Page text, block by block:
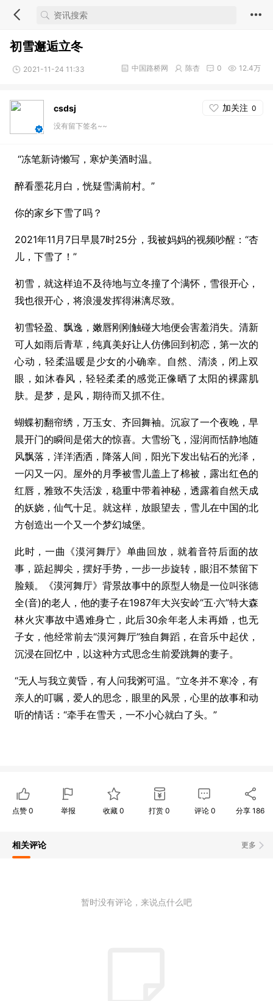
初雪邂逅立冬
2021-11-24 11:33 12.4万
0
陈杏
中国路桥网
csdsj 加关注 0
没有留下签名~~
“冻笔新诗懒写，寒炉美酒时温。
醉看墨花月白，恍疑雪满前村。”
你的家乡下雪了吗？
2021年11月7日早晨7时25分，我被妈妈的视频吵醒：“杏
儿，下雪了！”
初雪，就这样迫不及待地与立冬撞了个满怀，雪很开心，
我也很开心，将浪漫发挥得淋漓尽致。
初雪轻盈、飘逸，嫩唇刚刚触碰大地便会害羞消失。清新
可人如雨后青草，纯真美好让人仿佛回到初恋，第一次的
心动，轻柔温暖是少女的小确幸。自然、清淡，闭上双
眼，如沐春风，轻轻柔柔的感觉正像晒了太阳的裸露肌
肤。是梦，是风，期待而又抓不住。
蝴蝶初翻帘绣，万玉女、齐回舞袖。沉寂了一个夜晚，早
晨开门的瞬间是偌大的惊喜。大雪纷飞，湿润而恬静地随
风飘落，洋洋洒洒，降落人间，阳光下发出钻石的光泽，
一闪又一闪。屋外的月季被雪儿盖上了棉被，露出红色的
红唇，雅致不失活泼，稳重中带着神秘，透露着自然天成
的妖娆，仙气十足。就这样，放眼望去，雪儿在中国的北
方创造出一个又一个梦幻城堡。
此时，一曲《漠河舞厅》单曲回放，就着音符后面的故
事，踮起脚尖，摆好手势，一步一步旋转，眼泪不禁留下
脸颊。《漠河舞厅》背景故事中的原型人物是一位叫张德
全(音)的老人，他的妻子在1987年大兴安岭“五·六”特大森
林火灾事故中遇难身亡，此后30余年老人未再婚，也无
子女，他经常前去“漠河舞厅”独自舞蹈，在音乐中起伏，
沉浸在回忆中，以这种方式思念生前爱跳舞的妻子。
“无人与我立黄昏，有人问我粥可温。”立冬并不寒冷，有
亲人的叮嘱，爱人的思念，眼里的风景，心里的故事和动
听的情话：“牵手在雪天，一不小心就白了头。”
点赞 0 举报 收藏0 打赏 0 评论 0 分享186
更多
相关评论
暂时没有评论，来说点什么吧